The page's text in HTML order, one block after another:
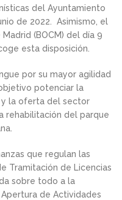
del Ayuntamiento
de 2022. Asimismo, el
(BOCM) del día 9
esta disposición.
por su mayor agilidad
potenciar la
y la oferta del sector
rehabilitación del parque
que regulan las
Tramitación de Licencias
sobre todo a la
de Actividades